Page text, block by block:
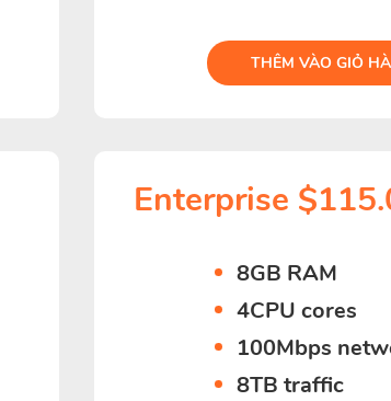
THÊM VÀO GIỎ
Enterprise
8GB RAM
4CPU cores
100Mbps
8TB traffic